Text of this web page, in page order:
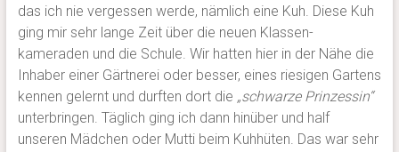
das ich nie vergessen werde, nämlich eine Kuh. Diese Kuh
ging mir sehr lange Zeit über die neuen Klassen-
kameraden und die Schule. Wir hatten hier in der Nähe die
Inhaber einer Gärtnerei oder besser, eines riesigen Gartens
kennen gelernt und durften dort die „schwarze Prinzessin“
unterbringen. Täglich ging ich dann hinüber und half
unseren Mädchen oder Mutti beim Kuhhüten. Das war sehr